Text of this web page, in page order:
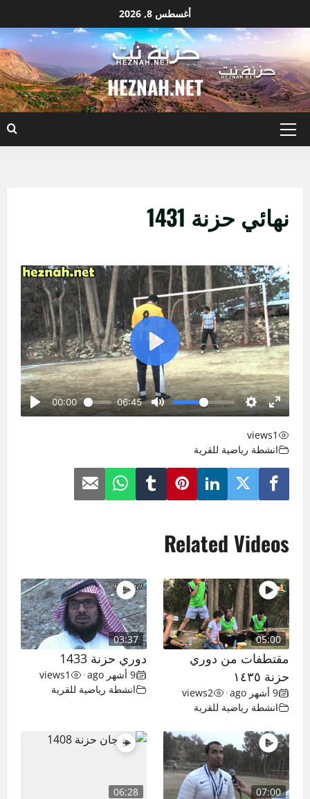
إلى
أغسطس 8, 2026
HEZNAH.NET
القائمة
نهائي حزنة 1431
1
views
انشطة رياضية للقرية
Related Videos
05:00
مقتطفات من دوري
حزنة ١٤٣٥
9 أشهر ago •
2
views
انشطة رياضية للقرية
03:37
دوري حزنة 1433
9 أشهر ago •
1
views
انشطة رياضية للقرية
07:00
06:28